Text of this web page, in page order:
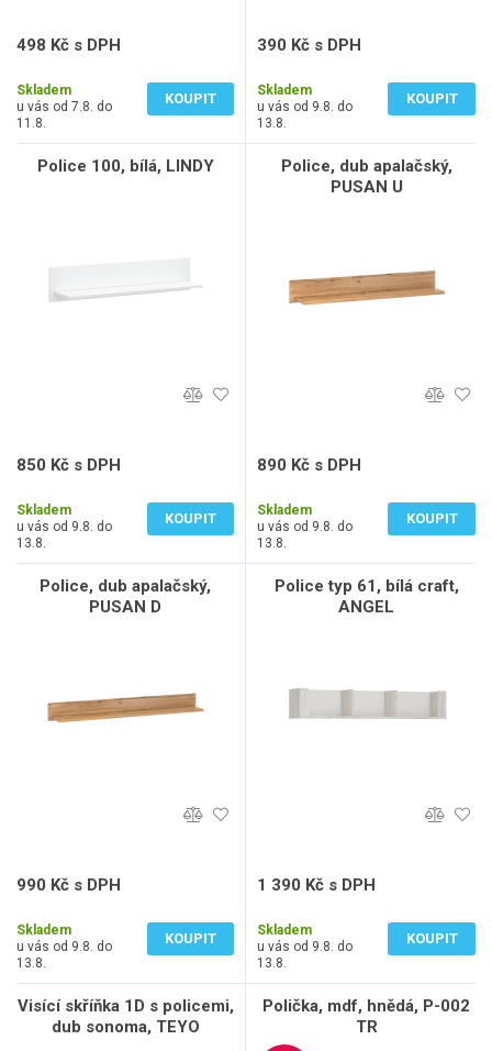
498 Kč s DPH
Skladem
u vás od 7.8. do
11.8.
KOUPIT
390 Kč s DPH
Skladem
u vás od 9.8. do
13.8.
KOUPIT
Police 100, bílá, LINDY
850 Kč s DPH
Skladem
u vás od 9.8. do
13.8.
KOUPIT
Police, dub apalačský,
PUSAN U
890 Kč s DPH
Skladem
u vás od 9.8. do
13.8.
KOUPIT
Police, dub apalačský,
PUSAN D
990 Kč s DPH
Skladem
u vás od 9.8. do
13.8.
KOUPIT
Police typ 61, bílá craft,
ANGEL
1 390 Kč s DPH
Skladem
u vás od 9.8. do
13.8.
KOUPIT
Visící skříňka 1D s policemi,
dub sonoma, TEYO
Polička, mdf, hnědá, P-002
TR